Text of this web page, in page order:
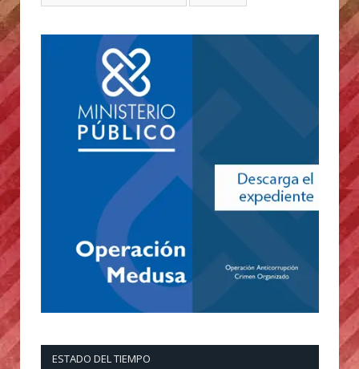
ESTADO DEL TIEMPO